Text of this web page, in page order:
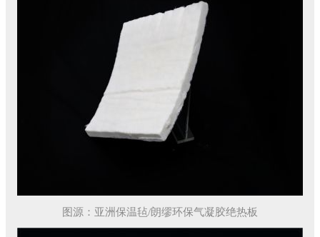
图源：亚洲保温毡/朗缪环保气凝胶绝热板